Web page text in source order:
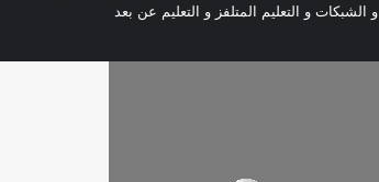
و الشبكات و التعليم المتلفز و التعليم عن بعد